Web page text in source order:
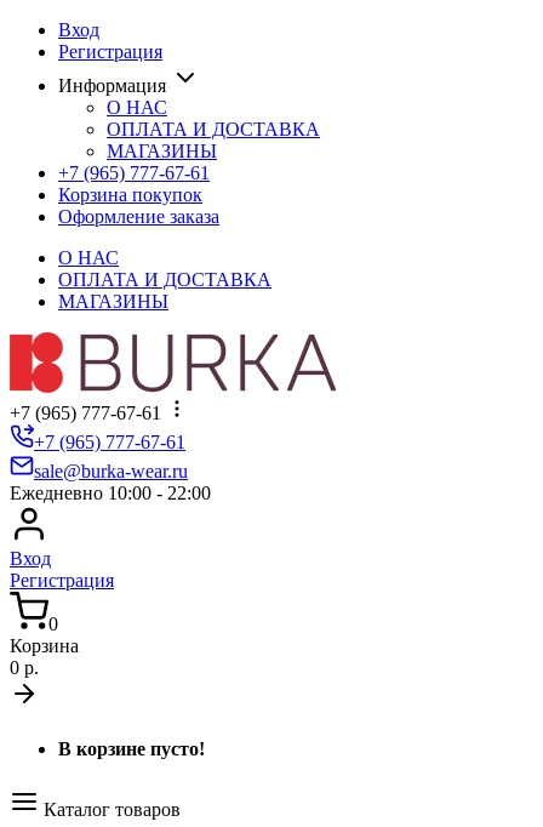
Вход
Регистрация
Информация
О НАС
ОПЛАТА И ДОСТАВКА
МАГАЗИНЫ
+7 (965) 777-67-61
Корзина покупок
Оформление заказа
О НАС
ОПЛАТА И ДОСТАВКА
МАГАЗИНЫ
+7 (965) 777-67-61
+7 (965) 777-67-61
sale@burka-wear.ru
Ежедневно 10:00 - 22:00
Вход
Регистрация
0
Корзина
0 р.
В корзине пусто!
Каталог товаров